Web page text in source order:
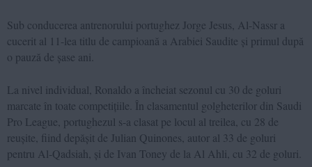
Sub conducerea antrenorului portughez Jorge Jesus, Al-Nassr a
cucerit al 11-lea titlu de campioană a Arabiei Saudite și primul după
o pauză de șase ani.
La nivel individual, Ronaldo a încheiat sezonul cu 30 de goluri
marcate în toate competițiile. În clasamentul golgheterilor din Saudi
Pro League, portughezul s-a clasat pe locul al treilea, cu 28 de
reușite, fiind depășit de Julian Quinones, autor al 33 de goluri
pentru Al-Qadsiah, și de Ivan Toney de la Al Ahli, cu 32 de goluri.